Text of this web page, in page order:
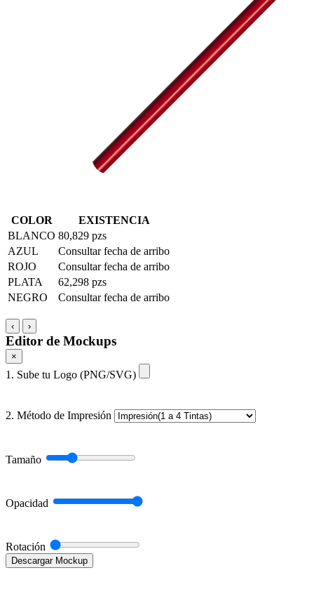
COLOR
EXISTENCIA
BLANCO 80,829 pzs
AZUL
Consultar fecha de arribo
ROJO
Consultar fecha de arribo
PLATA
62,298 pzs
NEGRO
Consultar fecha de arribo
‹ ›
Editor de Mockups
×
1. Sube tu Logo (PNG/SVG)
2. Método de Impresión
Tamaño
Opacidad
Rotación
Descargar Mockup